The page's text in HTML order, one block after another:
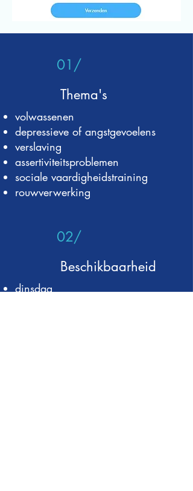
01/
Thema's
volwassenen
depressieve of angstgevoelens
verslaving
assertiviteitsproblemen
sociale vaardigheidstraining
rouwverwerking
02/
Beschikbaarheid
dinsdag